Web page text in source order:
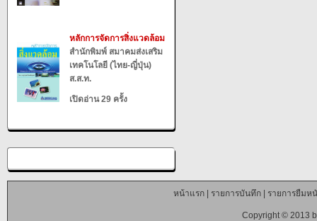
หลักการจัดการสิ่งแวดล้อม
สำนักพิมพ์ สมาคมส่งเสริม
เทคโนโลยี (ไทย-ญี่ปุ่น)
ส.ส.ท.
เปิดอ่าน 29 ครั้ง
หน้าแรก| รายการบันทึก| รายการยืมห
Copyright © 2013